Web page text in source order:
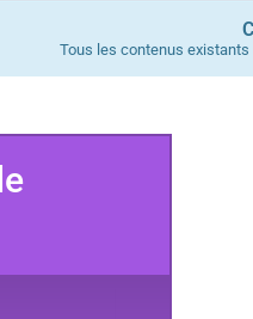
Tous les contenus